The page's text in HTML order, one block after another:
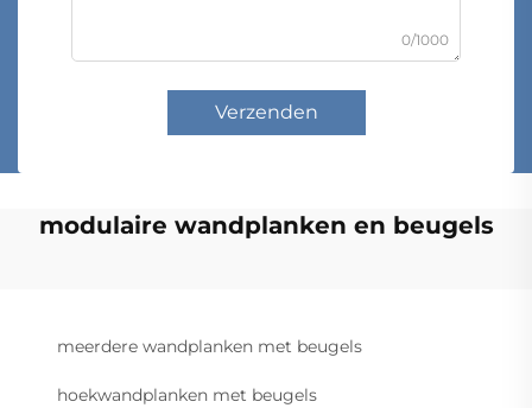
0/1000
Verzenden
modulaire wandplanken en beugels
meerdere wandplanken met beugels
hoekwandplanken met beugels